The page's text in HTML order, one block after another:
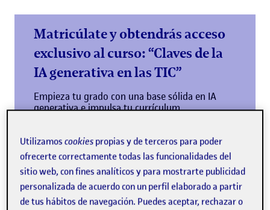
Matricúlate y obtendrás acceso
exclusivo al curso: “Claves de la
IA generativa en las TIC”
Empieza tu grado con una base sólida en IA
generativa e impulsa tu currículum
Más información
Utilizamoscookies propias y de terceros para poder
ofrecerte correctamente todas las funcionalidades del
sitio web, con fines analíticos y para mostrarte publicidad
personalizada de acuerdo con un perfil elaborado a partir
de tus hábitos de navegación. Puedes aceptar, rechazar o